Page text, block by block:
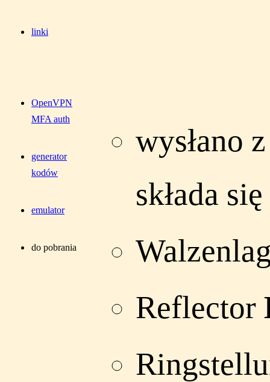
linki
OpenVPN
MFA auth
generator
kodów
emulator
do pobrania
wysłano
składa
Reflector